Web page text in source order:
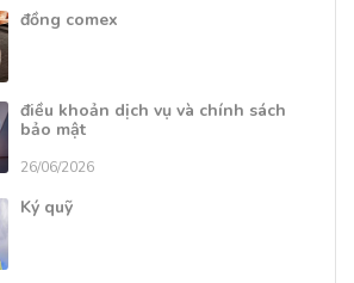
đồng comex
điều khoản dịch vụ và chính sách
bảo mật
26/06/2026
Ký quỹ